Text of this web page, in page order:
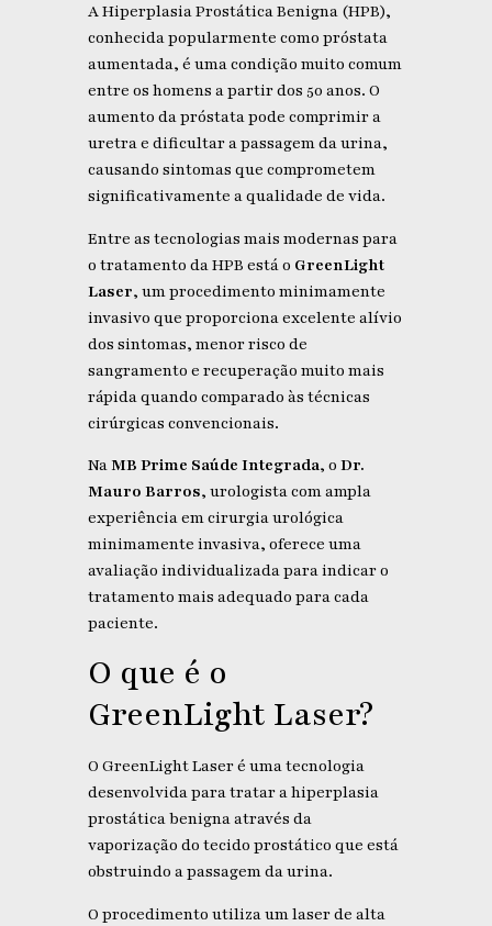
A Hiperplasia Prostática Benigna (HPB),
conhecida popularmente como próstata
aumentada, é uma condição muito comum
entre os homens a partir dos 50 anos. O
aumento da próstata pode comprimir a
uretra e dificultar a passagem da urina,
causando sintomas que comprometem
significativamente a qualidade de vida.
Entre as tecnologias mais modernas para
o tratamento da HPB está o GreenLight
Laser, um procedimento minimamente
invasivo que proporciona excelente alívio
dos sintomas, menor risco de
sangramento e recuperação muito mais
rápida quando comparado às técnicas
cirúrgicas convencionais.
NaMB Prime Saúde Integrada, o Dr.
Mauro Barros, urologista com ampla
experiência em cirurgia urológica
minimamente invasiva, oferece uma
avaliação individualizada para indicar o
tratamento mais adequado para cada
paciente.
O que é o
GreenLight Laser?
O GreenLight Laser é uma tecnologia
desenvolvida para tratar a hiperplasia
prostática benigna através da
vaporização do tecido prostático que está
obstruindo a passagem da urina.
O procedimento utiliza um laser de alta